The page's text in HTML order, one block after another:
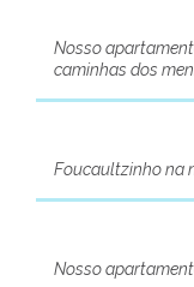
Nosso
caminhas dos
Foucaultzinho na
Nosso